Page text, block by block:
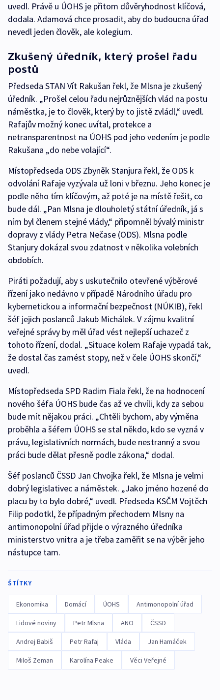
uvedl. Právě u ÚOHS je přitom důvěryhodnost klíčová,
dodala. Adamová chce prosadit, aby do budoucna úřad
nevedl jeden člověk, ale kolegium.
Zkušený úředník, který prošel řadu
postů
Předseda STAN Vít Rakušan řekl, že Mlsna je zkušený
úředník. „Prošel celou řadu nejrůznějších vlád na postu
náměstka, je to člověk, který by to jistě zvládl,“ uvedl.
Rafajův možný konec uvítal, protekce a
netransparentnost na ÚOHS pod jeho vedením je podle
Rakušana „do nebe volající“.
Místopředseda ODS Zbyněk Stanjura řekl, že ODS k
odvolání Rafaje vyzývala už loni v březnu. Jeho konec je
podle něho tím klíčovým, až poté je na místě řešit, co
bude dál. „Pan Mlsna je dlouholetý státní úředník, já s
ním byl členem stejné vlády,“ připomněl bývalý ministr
dopravy z vlády Petra Nečase (ODS). Mlsna podle
Stanjury dokázal svou zdatnost v několika volebních
obdobích.
Piráti požadují, aby s uskutečnilo otevřené výběrové
řízení jako nedávno v případě Národního úřadu pro
kybernetickou a informační bezpečnost (NÚKIB), řekl
šéf jejich poslanců Jakub Michálek. V zájmu kvalitní
veřejné správy by měl úřad vést nejlepší uchazeč z
tohoto řízení, dodal. „Situace kolem Rafaje vypadá tak,
že dostal čas zamést stopy, než v čele ÚOHS skončí,“
uvedl.
Místopředseda SPD Radim Fiala řekl, že na hodnocení
nového šéfa ÚOHS bude čas až ve chvíli, kdy za sebou
bude mít nějakou práci. „Chtěli bychom, aby výměna
proběhla a šéfem ÚOHS se stal někdo, kdo se vyzná v
právu, legislativních normách, bude nestranný a svou
práci bude dělat přesně podle zákona,“ dodal.
Šéf poslanců ČSSD Jan Chvojka řekl, že Mlsna je velmi
dobrý legislativec a náměstek. „Jako jméno hozené do
placu by to bylo dobré,“ uvedl. Předseda KSČM Vojtěch
Filip podotkl, že případným přechodem Mlsny na
antimonopolní úřad přijde o výrazného úředníka
ministerstvo vnitra a je třeba zaměřit se na výběr jeho
nástupce tam.
ŠTÍTKY
Ekonomika Domácí ÚOHS Antimonopolní úřad
Lidové noviny Petr Mlsna ANO ČSSD
Andrej Babiš Petr Rafaj Vláda Jan Hamáček
Miloš Zeman Karolína Peake Věci Veřejné